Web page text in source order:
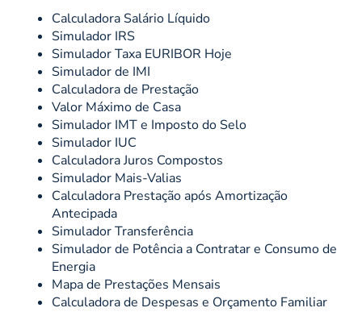
Calculadora Salário Líquido
Simulador IRS
Simulador Taxa EURIBOR Hoje
Simulador de IMI
Calculadora de Prestação
Valor Máximo de Casa
Simulador IMT e Imposto do Selo
Simulador IUC
Calculadora Juros Compostos
Simulador Mais-Valias
Calculadora Prestação após Amortização
Antecipada
Simulador Transferência
Simulador de Potência a Contratar e Consumo de
Energia
Mapa de Prestações Mensais
Calculadora de Despesas e Orçamento Familiar